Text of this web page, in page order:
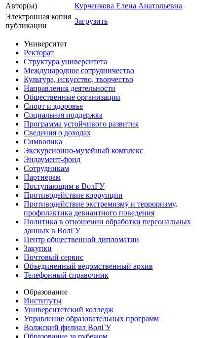
Автор(ы)
Курченкова Елена Анатольевна
Электронная копия
публикации
Загрузить
Университет
Ректорат
Структура университета
Международное сотрудничество
Культура, искусство, творчество
Направления деятельности
Общественные организации
Спорт и здоровье
Социальная поддержка
Программа устойчивого развития
Сведения о доходах
Символика
Экскурсионно-музейный комплекс
Эндаумент-фонд
Сотрудникам
Партнерам
Поступающим в ВолГУ
Противодействие коррупции
Противодействие экстремизму и терроризму,
профилактика девиантного поведения
Политика в отношении обработки персональных
данных в ВолГУ
Центр общественной дипломатии
Закупки
Почтовый сервис
Объединенный ведомственный архив
Телефонный справочник
Образование
Институты
Университетский колледж
Управление образовательных программ
Волжский филиал ВолГУ